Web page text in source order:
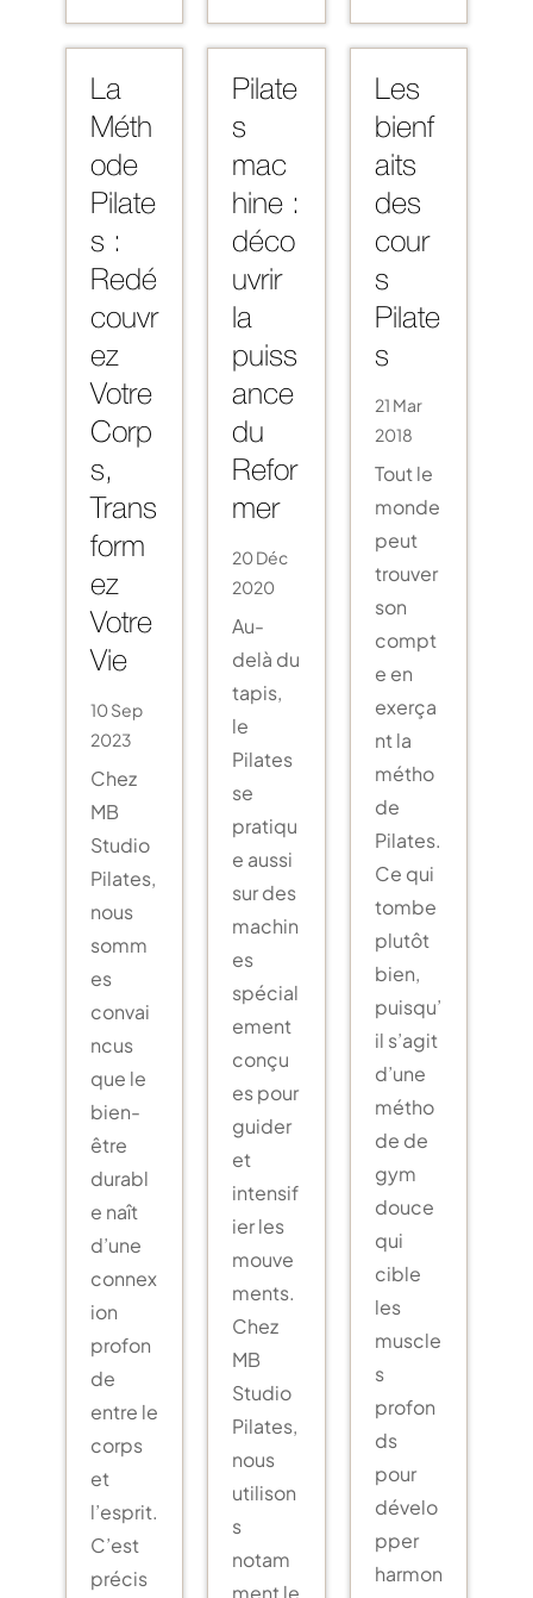
La
Méth
ode
Pilate
s :
Redé
couvr
ez
Votre
Corp
s,
Trans
form
ez
Votre
Vie
10 Sep
2023
Chez
MB
Studio
Pilates,
nous
somm
es
convai
ncus
que le
bien-
être
durabl
e naît
d’une
connex
ion
profon
de
entre le
corps
et
l’esprit.
C’est
précis
Pilate
s
mac
hine :
déco
uvrir
la
puiss
ance
du
Refor
mer
20 Déc
2020
Au-
delà du
tapis,
le
Pilates
se
pratiqu
e aussi
sur des
machin
es
spécial
ement
conçu
es pour
guider
et
intensif
ier les
mouve
ments.
Chez
MB
Studio
Pilates,
nous
utilison
s
notam
ment le
Les
bienf
aits
des
cour
s
Pilate
s
21 Mar
2018
Tout le
monde
peut
trouver
son
compt
e en
exerça
nt la
métho
de
Pilates.
Ce qui
tombe
plutôt
bien,
puisqu’
il s’agit
d’une
métho
de de
gym
douce
qui
cible
les
muscle
s
profon
ds
pour
dévelo
pper
harmon